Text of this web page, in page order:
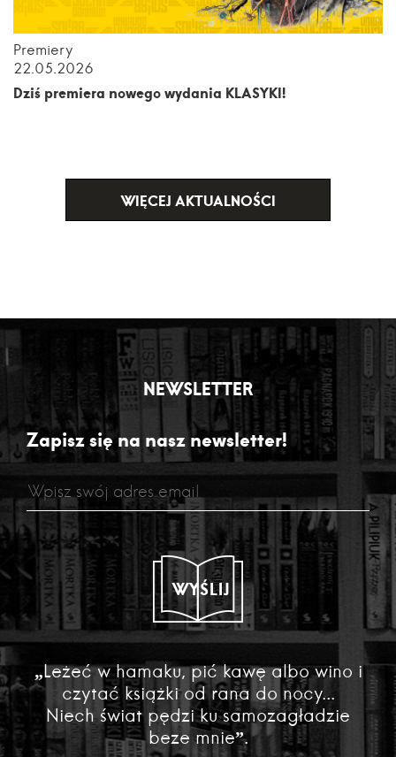
Premiery
22.05.2026
Dziś premiera nowego wydania KLASYKI!
WIĘCEJ AKTUALNOŚCI
NEWSLETTER
Zapisz się na nasz newsletter!
WYŚLIJ
„Leżeć w hamaku, pić kawę albo wino i
czytać książki od rana do nocy...
Niech świat pędzi ku samozagładzie
beze mnie”.